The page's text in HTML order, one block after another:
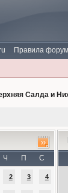
Правила
Салда и
Ч П С
2 3 4